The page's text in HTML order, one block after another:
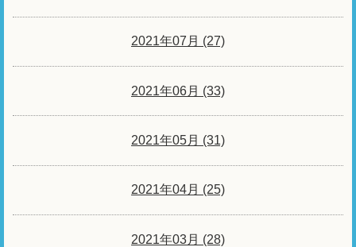
2021年07月 (27)
2021年06月 (33)
2021年05月 (31)
2021年04月 (25)
2021年03月 (28)